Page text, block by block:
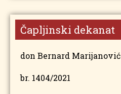
Čapljinski dekanat
don Bernard Marijanović
br. 1404/2021